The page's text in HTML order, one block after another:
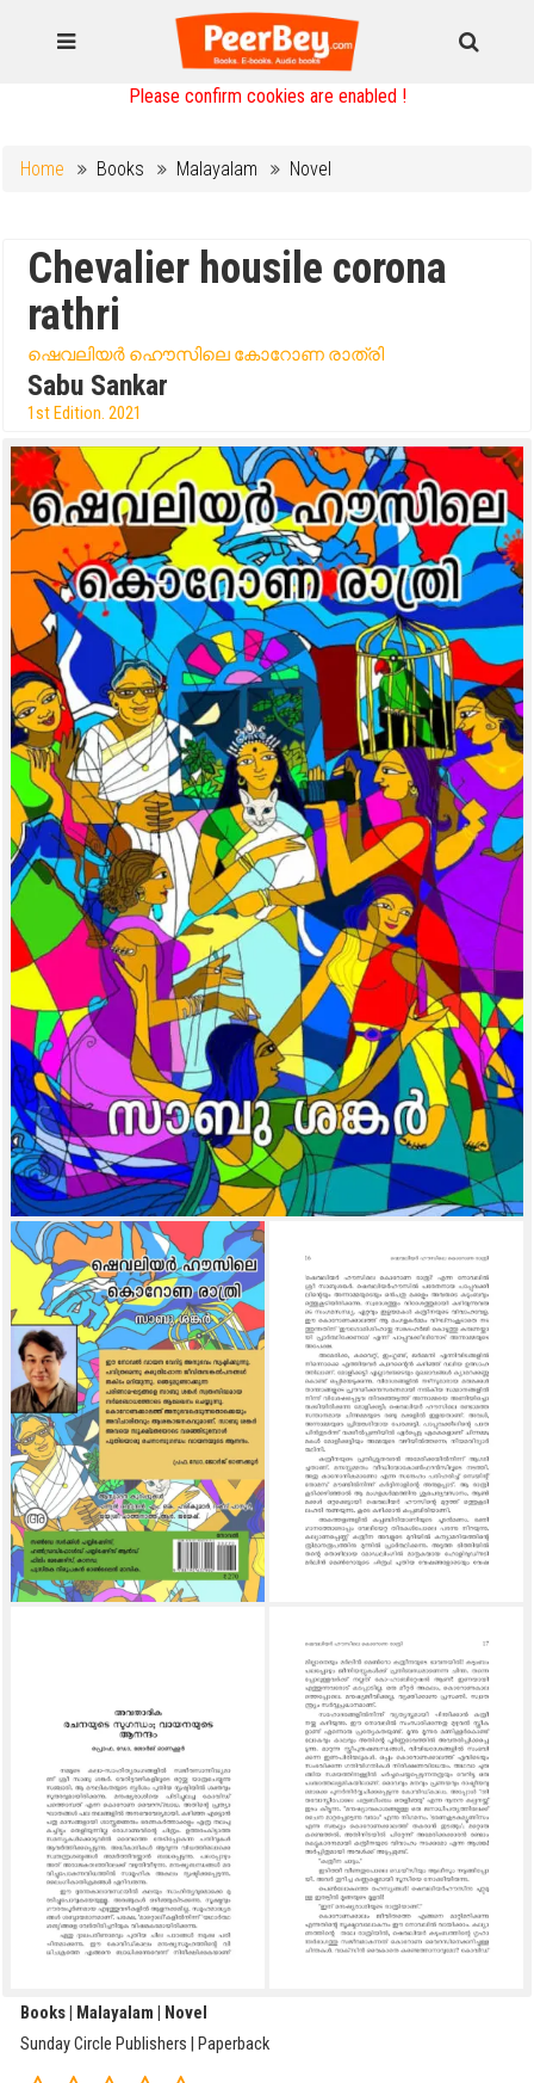
Please confirm cookies are enabled !
Home Books Malayalam Novel
Chevalier housile corona
rathri
ഷെവലിയർ ഹൌസിലെ കോറോണ രാത്രി
Sabu Sankar
1st Edition. 2021
Books | Malayalam | Novel
Sunday Circle Publishers | Paperback